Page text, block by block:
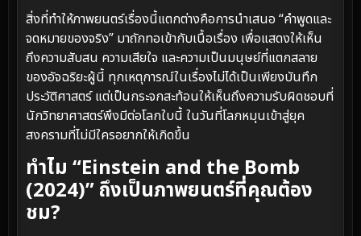
สิ่งที่ทำให้ภาพยนตร์เรื่องนี้แตกต่างคือการนำเสนอ “คำพูดและ
จดหมายของจริง” มาถักทอเข้ากับเนื้อเรื่อง เพื่อแสดงให้เห็น
ถึงความสับสน ความเสียใจ และความเป็นมนุษย์ที่แตกสลาย
ของอัจฉริยะผู้นี้ ทุกเหตุการณ์ในเรื่องไม่ได้เป็นเพียงบันทึก
ประวัติศาสตร์ แต่เป็นกระจกสะท้อนให้เห็นถึงความรับผิดชอบที่
นักวิทยาศาสตร์พึงมีต่อโลกใบนี้ ในวันที่โลกหมุนเข้าสู่ยุค
สงครามที่ไม่มีใครอยากให้เกิดขึ้น
ทำไม “Einstein and the Bomb
(2024)” ถึงเป็นภาพยนตร์ที่คุณต้อง
ชม?